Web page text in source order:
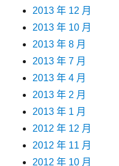
2013 年 12 月
2013 年 10 月
2013 年 8 月
2013 年 7 月
2013 年 4 月
2013 年 2 月
2013 年 1 月
2012 年 12 月
2012 年 11 月
2012 年 10 月